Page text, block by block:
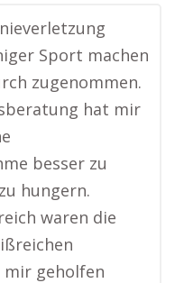
Sport machen
zugenommen.
hat mir
besser zu
hungern.
waren die
mir geholfen